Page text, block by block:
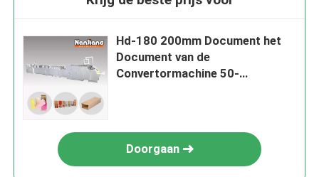
Hd-180 200mm Document het
Document van de
Convertormachine 50-
Doorgaan